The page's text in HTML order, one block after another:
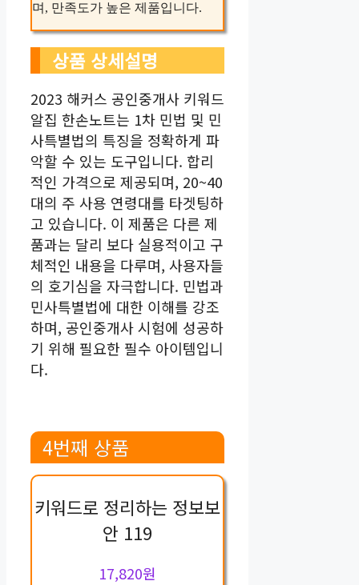
며, 만족도가 높은 제품입니다.
상품 상세설명
2023 해커스 공인중개사 키워드
알집 한손노트는 1차 민법 및 민
사특별법의 특징을 정확하게 파
악할 수 있는 도구입니다. 합리
적인 가격으로 제공되며, 20~40
대의 주 사용 연령대를 타겟팅하
고 있습니다. 이 제품은 다른 제
품과는 달리 보다 실용적이고 구
체적인 내용을 다루며, 사용자들
의 호기심을 자극합니다. 민법과
민사특별법에 대한 이해를 강조
하며, 공인중개사 시험에 성공하
기 위해 필요한 필수 아이템입니
다.
4번째 상품
키워드로 정리하는 정보보
안 119
17,820원